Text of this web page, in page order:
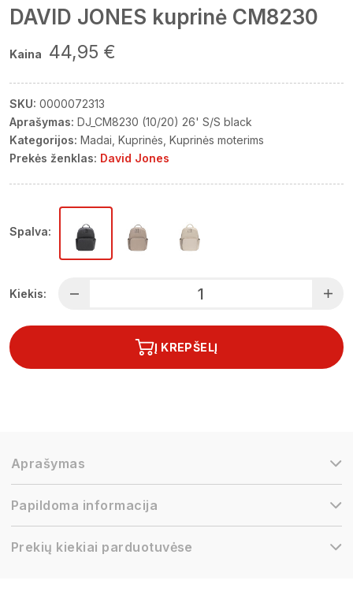
DAVID JONES kuprinė CM8230
Kaina 44,95 €
SKU: 0000072313
Aprašymas: DJ_CM8230 (10/20) 26' S/S black
Kategorijos: Madai Kuprinės Kuprinės moterims
Prekės ženklas: David Jones
Spalva:
Kiekis:
Į KREPŠELĮ
Aprašymas
Papildoma informacija
Prekių kiekiai parduotuvėse